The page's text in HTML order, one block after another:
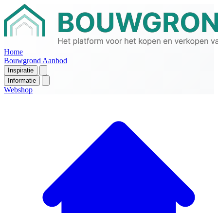
Home
Bouwgrond Aanbod
Inspiratie
Informatie
Webshop